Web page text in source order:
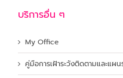
บริการอื่น ๆ
My Office
คู่มือการเฝ้าระวังติดตามและแผ